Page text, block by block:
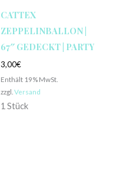
CATTEX
ZEPPELINBALLON |
67″ GEDECKT | PARTY
3,00€
Enthält 19% MwSt.
zzgl. Versand
1 Stück